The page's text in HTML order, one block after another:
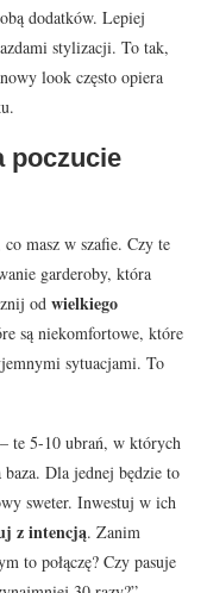
dodatków. Lepiej
stylizacji. To tak,
look często opiera
poczucie
masz w szafie. Czy te
garderoby, która
od wielkiego
są niekomfortowe, które
sytuacjami. To
– te 5-10 ubrań, w których
Dla jednej będzie to
sweter. Inwestuj w ich
z intencją. Zanim
to połączę? Czy pasuje